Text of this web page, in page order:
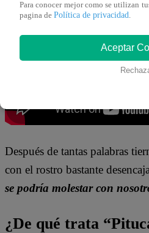
con esa sonrisa, no hay
Después de tantas palabras
con el rostro bastante
se podría molestar con
¿De qué trata
Para conocer mejor como se utilizan
pagina de Política de privacidad.
Aceptar